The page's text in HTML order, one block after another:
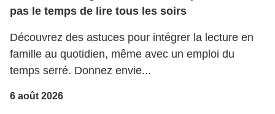
pas le temps de lire tous les soirs
Découvrez des astuces pour intégrer la lecture en
famille au quotidien, même avec un emploi du
temps serré. Donnez envie...
6 août 2026